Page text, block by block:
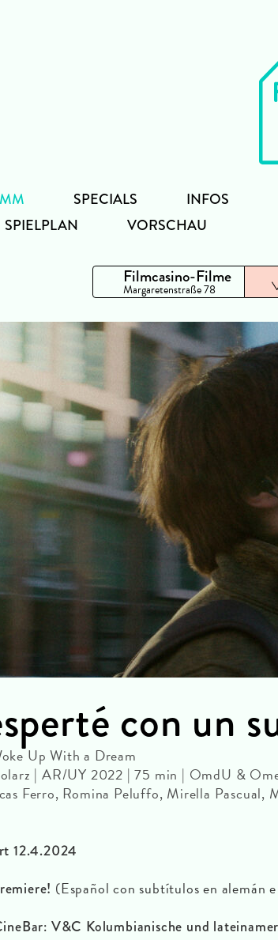
SPIELPLAN VORSCHAU
SPECIALS INFOS
Filmcasino-Filme
Margaretenstraße 78
con un
Up With a Dream
| AR/UY 2022 | 75 min | OmdU &
Ferro, Romina Peluffo, Mirella Pascual,
12.4.2024
(Español con subtítulos en alemán
V&C Kolumbianische und